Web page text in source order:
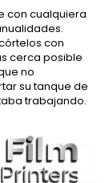
con cualquiera
con
cerca posible
no
su tanque de
trabajando.